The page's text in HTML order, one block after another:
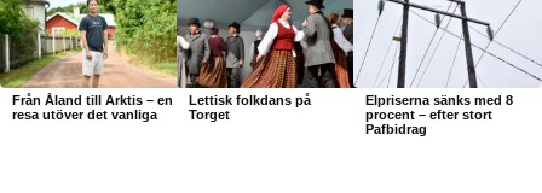
Från Åland till Arktis – en
resa utöver det vanliga
Lettisk folkdans på
Torget
Elpriserna sänks med 8
procent – efter stort
Pafbidrag